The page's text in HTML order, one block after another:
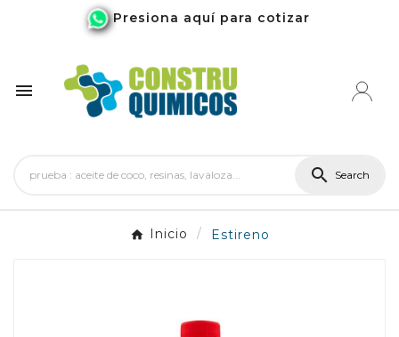
Presiona aquí para cotizar

 Search
Inicio Estireno